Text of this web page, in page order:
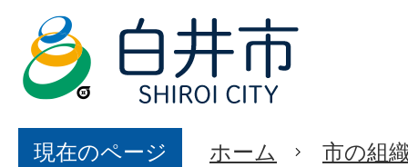
現在のページ ホーム 市の組